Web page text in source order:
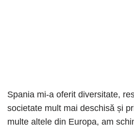
Spania mi-a oferit diversitate,
societate mult mai deschisă și
multe altele din Europa, am